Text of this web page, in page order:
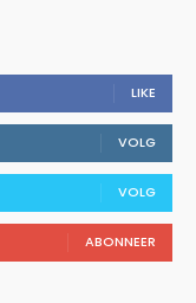
LIKE
VOLG
VOLG
ABONNEER